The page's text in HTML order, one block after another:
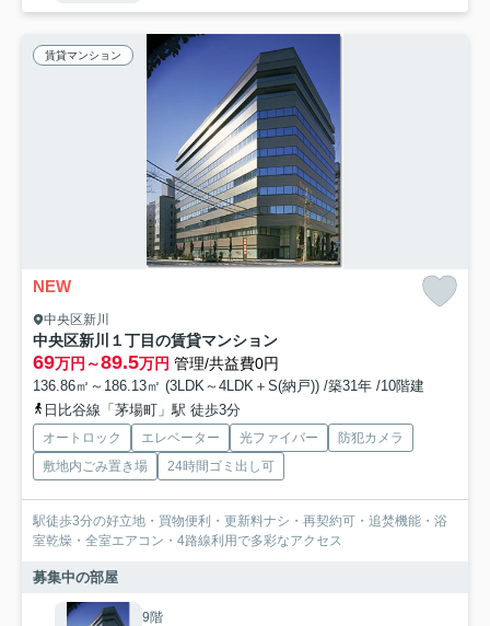
賃貸マンション
NEW
中央区新川
中央区新川１丁目の賃貸マンション
69万円～89.5万円 管理/共益費0円
136.86㎡～186.13㎡ (3LDK～4LDK＋S(納戸)) /築31年 /10階建
日比谷線「茅場町」駅 徒歩3分
オートロック エレベーター 光ファイバー
防犯カメラ
敷地内ごみ置き場
24時間ゴミ出し可
駅徒歩3分の好立地・買物便利・更新料ナシ・再契約可・追焚機能・浴
室乾燥・全室エアコン・4路線利用で多彩なアクセス
募集中の部屋
9階